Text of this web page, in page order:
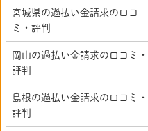
宮城県の過払い金請求の口コ
ミ・評判
岡山の過払い金請求の口コミ・
評判
島根の過払い金請求の口コミ・
評判